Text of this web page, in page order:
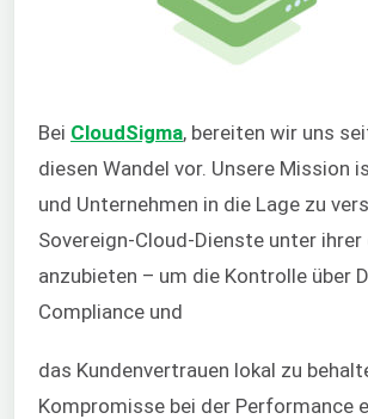
Bei CloudSigma, bereiten wir uns
diesen Wandel vor. Unsere Mission
und Unternehmen in die Lage zu
Sovereign-Cloud-Dienste unter ihrer
anzubieten – um die Kontrolle über
Compliance und
das Kundenvertrauen lokal zu
Kompromisse bei der Performance